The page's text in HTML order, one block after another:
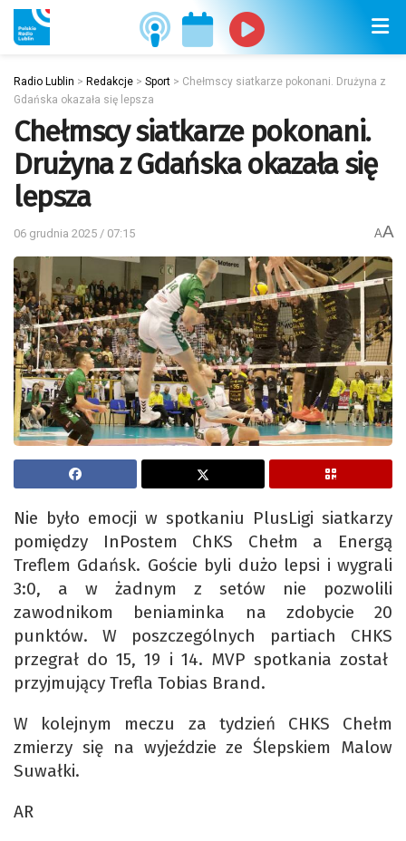
Radio Lublin > Redakcje > Sport > Chełmscy siatkarze pokonani. Drużyna z
Gdańska okazała się lepsza
Chełmscy siatkarze pokonani.
Drużyna z Gdańska okazała się
lepsza
06 grudnia 2025 / 07:15 AA
Nie było emocji w spotkaniu PlusLigi siatkarzy
pomiędzy InPostem ChKS Chełm a Energą
Treflem Gdańsk. Goście byli dużo lepsi i wygrali
3:0, a w żadnym z setów nie pozwolili
zawodnikom beniaminka na zdobycie 20
punktów. W poszczególnych partiach CHKS
przegrał do 15, 19 i 14. MVP spotkania został
przyjmujący Trefla Tobias Brand.
W kolejnym meczu za tydzień CHKS Chełm
zmierzy się na wyjeździe ze Ślepskiem Malow
Suwałki.
AR